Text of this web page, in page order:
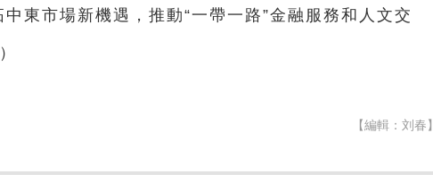
中東市場新機遇，推動“一帶一路”金融服務和人文交
【編輯：刘春】